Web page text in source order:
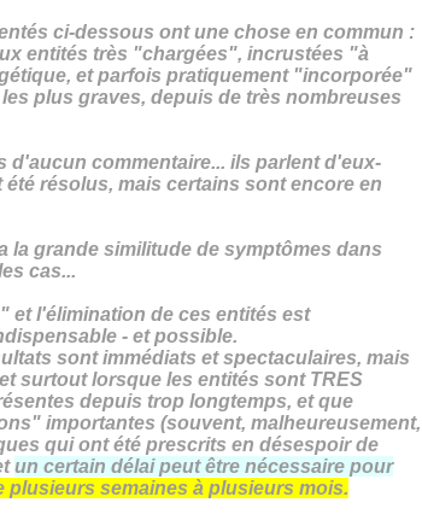
ci-dessous ont une chose en commun :
entités très "chargées", incrustées "à
et parfois pratiquement "incorporée"
plus graves, depuis de très nombreuses
d'aucun commentaire... ils parlent d'eux-
résolus, mais certains sont encore en
la grande similitude de symptômes dans
cas...
et l'élimination de ces entités est
- et possible.
sont immédiats et spectaculaires, mais
surtout lorsque les entités sont TRES
depuis trop longtemps, et que
importantes (souvent, malheureusement,
qui ont été prescrits en désespoir de
un certain délai peut être nécessaire pour
plusieurs semaines à plusieurs mois.